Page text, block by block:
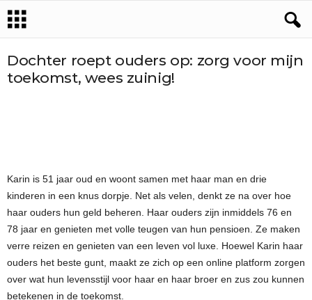
Dochter roept ouders op: zorg voor mijn
toekomst, wees zuinig!
Karin is 51 jaar oud en woont samen met haar man en drie
kinderen in een knus dorpje. Net als velen, denkt ze na over hoe
haar ouders hun geld beheren. Haar ouders zijn inmiddels 76 en
78 jaar en genieten met volle teugen van hun pensioen. Ze maken
verre reizen en genieten van een leven vol luxe. Hoewel Karin haar
ouders het beste gunt, maakt ze zich op een online platform zorgen
over wat hun levensstijl voor haar en haar broer en zus zou kunnen
betekenen in de toekomst.